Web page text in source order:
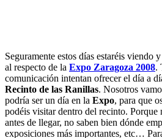
Seguramente estos días estaréis viendo
al respecto de la Expo Zaragoza 2008.
comunicación intentan ofrecer el día a
Recinto de las Ranillas. Nosotros
podría ser un día en la Expo, para que
podéis visitar dentro del recinto. Porque
antes de llegar, no saben bien dónde
exposiciones más importantes, etc…